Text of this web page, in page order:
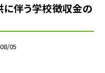
伴う学校徴収金の
05